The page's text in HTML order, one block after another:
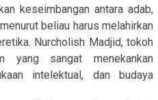
keseimbangan antara adab,
beliau harus melahirkan
Nurcholish Madjid, tokoh
yang sangat menekankan
intelektual, dan budaya